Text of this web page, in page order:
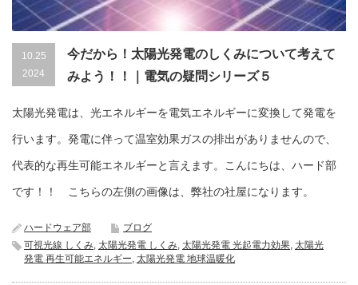
10.25
2024
今だから！太陽光発電のしくみについて考えて
みよう！！｜電気の疑問シリーズ５
太陽光発電は、光エネルギーを電気エネルギーに変換して発電を
行います。発電に伴って温室効果ガスの排出がありませんので、
代表的な再生可能エネルギーと言えます。こんにちは、ハード部
です！！ こちらの左側の画像は、弊社の社屋になります。
ハードウェア部
ブログ
可視光線 しくみ 太陽光発電 しくみ 太陽光発電 光起電力効果 太陽光
発電 再生可能エネルギー 太陽光発電 地球温暖化